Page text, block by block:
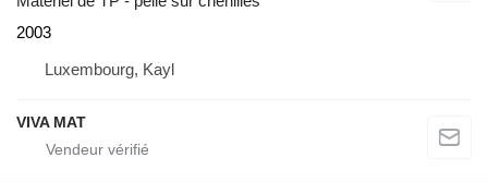
2003
Luxembourg, Kayl
VIVA MAT